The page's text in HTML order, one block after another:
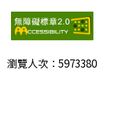
瀏覽人次：5973380